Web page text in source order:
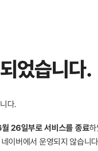
되었습니다.
다.
26일부로 서비스를 종료
이버에서 운영되지 않습니